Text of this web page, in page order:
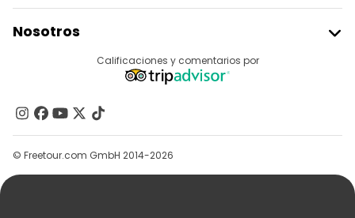
Acceder Como Proveedor
Programa De Afiliados
Nosotros
Contacto
Grupos
Ayuda
Calificaciones y comentarios por
© Freetour.com GmbH 2014-2026